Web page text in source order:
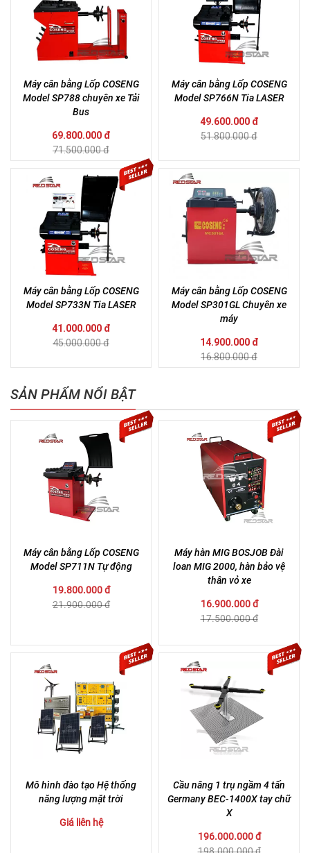
Máy cân bằng Lốp COSENG
Model SP788 chuyên xe Tải
Bus
69.800.000 đ
71.500.000 đ
Máy cân bằng Lốp COSENG
Model SP766N Tia LASER
49.600.000 đ
51.800.000 đ
Máy cân bằng Lốp COSENG
Model SP733N Tia LASER
41.000.000 đ
45.000.000 đ
Máy cân bằng Lốp COSENG
Model SP301GL Chuyên xe
máy
14.900.000 đ
16.800.000 đ
SẢN PHẨM NỔI BẬT
Máy cân bằng Lốp COSENG
Model SP711N Tự động
19.800.000 đ
21.900.000 đ
Máy hàn MIG BOSJOB Đài
loan MIG 2000, hàn bảo vệ
thân vỏ xe
16.900.000 đ
17.500.000 đ
Mô hình đào tạo Hệ thống
năng lượng mặt trời
Giá liên hệ
Cầu nâng 1 trụ ngầm 4 tấn
Germany BEC-1400X tay chữ
X
196.000.000 đ